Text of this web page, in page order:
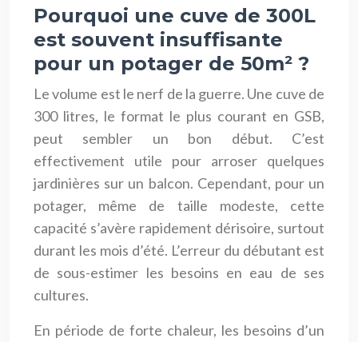
Pourquoi une cuve de 300L
est souvent insuffisante
pour un potager de 50m² ?
Le volume est le nerf de la guerre. Une cuve de
300 litres, le format le plus courant en GSB,
peut sembler un bon début. C’est
effectivement utile pour arroser quelques
jardinières sur un balcon. Cependant, pour un
potager, même de taille modeste, cette
capacité s’avère rapidement dérisoire, surtout
durant les mois d’été. L’erreur du débutant est
de sous-estimer les besoins en eau de ses
cultures.
En période de forte chaleur, les besoins d’un